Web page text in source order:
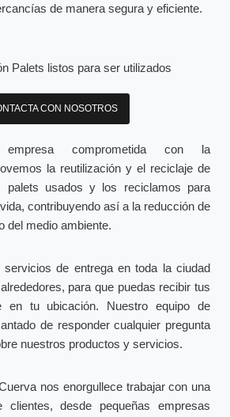
de manera segura y eficiente.
CON NOSOTROS
comprometida con la
la reutilización y el reciclaje de
palets usados y los reciclamos para
contribuyendo así a la reducción de
del medio ambiente.
servicios de entrega en toda la ciudad
para que puedas recibir tus
en tu ubicación. Nuestro equipo de
de responder cualquier pregunta
nuestros productos y servicios.
nos enorgullece trabajar con una
clientes, desde pequeñas empresas